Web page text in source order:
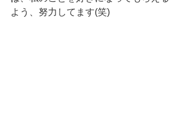
よう、努力してます(笑)